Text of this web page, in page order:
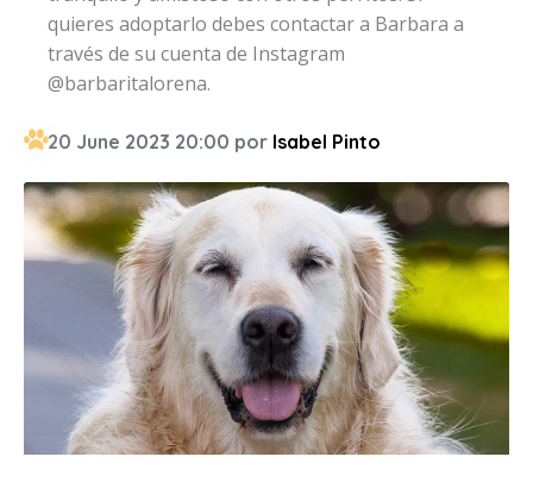
quieres adoptarlo debes contactar a Barbara a
través de su cuenta de Instagram
@barbaritalorena.
20 June 2023 20:00 por Isabel Pinto